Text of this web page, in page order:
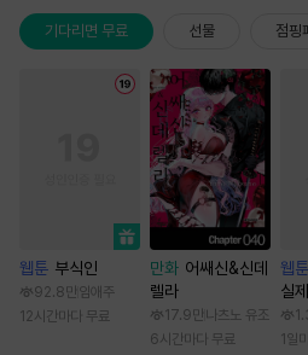
기다리면 무료 선물 점핑
웹툰 부식인
92.8만 임애주
12시간마다 무료
만화 어쌔신&신데
렐라
17.9만 나츠노 유조
6시간마다 무료
웹툰
실
1일